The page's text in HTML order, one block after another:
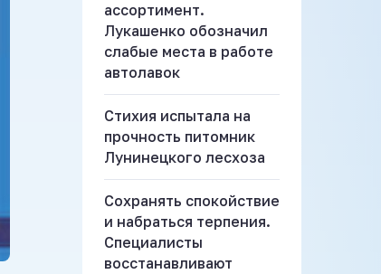
ассортимент.
Лукашенко обозначил
слабые места в работе
автолавок
Стихия испытала на
прочность питомник
Лунинецкого лесхоза
Сохранять спокойствие
и набраться терпения.
Специалисты
восстанавливают